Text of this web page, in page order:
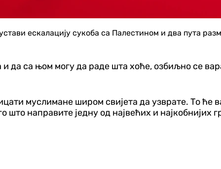
ескалацију сукоба са Палестином и два пута
са њом могу да раде шта хоће, озбиљно се
муслимане широм свијета да узврате. То ће
направите једну од највећих и најкобнијих